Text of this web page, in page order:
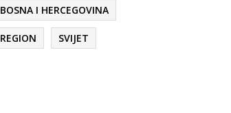
BOSNA I HERCEGOVINA
REGION SVIJET